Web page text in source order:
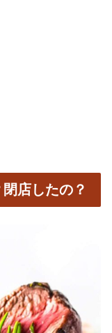
店したの？